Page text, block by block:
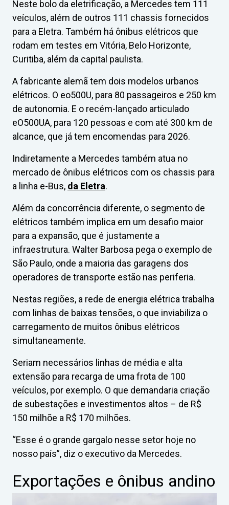
Neste bolo da eletrificação, a Mercedes tem 111
veículos, além de outros 111 chassis fornecidos
para a Eletra. Também há ônibus elétricos que
rodam em testes em Vitória, Belo Horizonte,
Curitiba, além da capital paulista.
A fabricante alemã tem dois modelos urbanos
elétricos. O eo500U, para 80 passageiros e 250 km
de autonomia. E o recém-lançado articulado
eO500UA, para 120 pessoas e com até 300 km de
alcance, que já tem encomendas para 2026.
Indiretamente a Mercedes também atua no
mercado de ônibus elétricos com os chassis para
a linha e-Bus, da Eletra.
Além da concorrência diferente, o segmento de
elétricos também implica em um desafio maior
para a expansão, que é justamente a
infraestrutura. Walter Barbosa pega o exemplo de
São Paulo, onde a maioria das garagens dos
operadores de transporte estão nas periferia.
Nestas regiões, a rede de energia elétrica trabalha
com linhas de baixas tensões, o que inviabiliza o
carregamento de muitos ônibus elétricos
simultaneamente.
Seriam necessários linhas de média e alta
extensão para recarga de uma frota de 100
veículos, por exemplo. O que demandaria criação
de subestações e investimentos altos – de R$
150 milhõe a R$ 170 milhões.
“Esse é o grande gargalo nesse setor hoje no
nosso país”, diz o executivo da Mercedes.
Exportações e ônibus andino